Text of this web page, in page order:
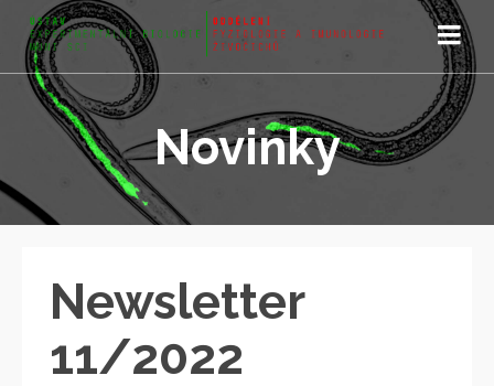
Novinky
Newsletter
11/2022